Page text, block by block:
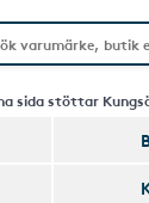
sida stöttar